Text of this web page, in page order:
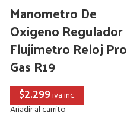
Manometro De
Oxigeno Regulador
Flujimetro Reloj Pro
Gas R19
$2.299iva inc.
Añadir al carrito